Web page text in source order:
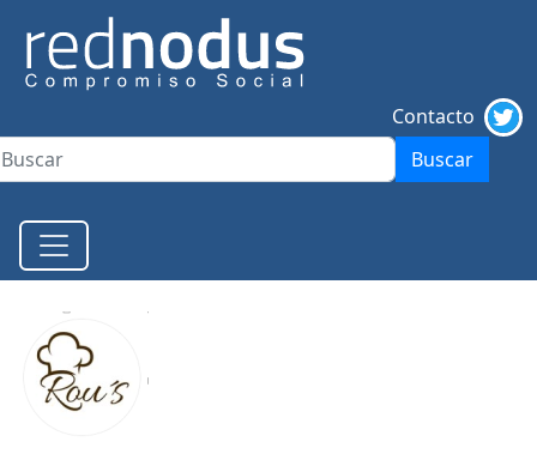
Contacto
Buscar